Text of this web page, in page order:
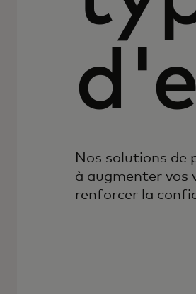
Nos solutions de
à augmenter vos
renforcer la